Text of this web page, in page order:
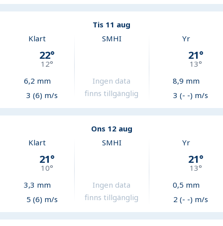
Tis 11 aug
Klart
22°
12°
6,2 mm
3 (6) m/s
SMHI
Ingen data
finns tillgänglig
Yr
21°
13°
8,9 mm
3 (- -) m/s
Ons 12 aug
Klart
21°
10°
3,3 mm
5 (6) m/s
SMHI
Ingen data
finns tillgänglig
Yr
21°
13°
0,5 mm
2 (- -) m/s